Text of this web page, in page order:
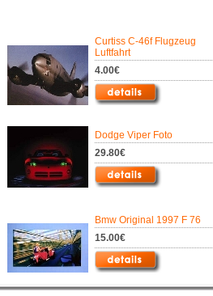
Curtiss C-46f Flugzeug
Luftfahrt
4.00€
Dodge Viper Foto
29.80€
Bmw Original 1997 F 76
15.00€